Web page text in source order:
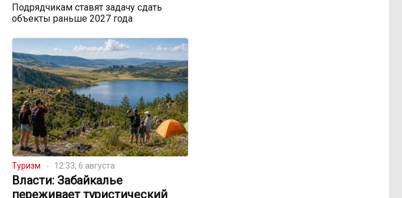
Подрядчикам ставят задачу сдать
объекты раньше 2027 года
Туризм 12:33, 6 августа
Власти: Забайкалье
переживает туристический